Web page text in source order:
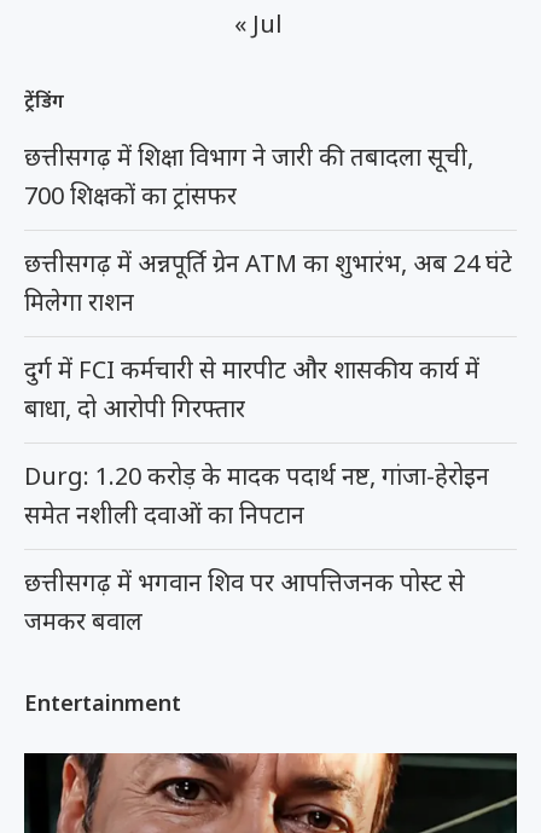
« Jul
ट्रेंडिंग
छत्तीसगढ़ में शिक्षा विभाग ने जारी की तबादला सूची,
700 शिक्षकों का ट्रांसफर
छत्तीसगढ़ में अन्नपूर्ति ग्रेन ATM का शुभारंभ, अब 24 घंटे
मिलेगा राशन
दुर्ग में FCI कर्मचारी से मारपीट और शासकीय कार्य में
बाधा, दो आरोपी गिरफ्तार
Durg: 1.20 करोड़ के मादक पदार्थ नष्ट, गांजा-हेरोइन
समेत नशीली दवाओं का निपटान
छत्तीसगढ़ में भगवान शिव पर आपत्तिजनक पोस्ट से
जमकर बवाल
Entertainment